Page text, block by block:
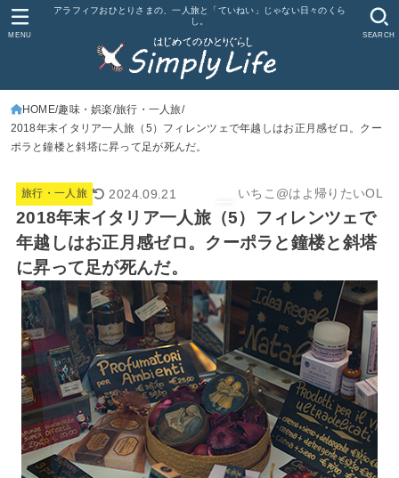
アラフィフおひとりさまの、一人旅と「ていねい」じゃない日々のくら
し。
SEARCH
MENU
HOME 趣味・娯楽 旅行・一人旅
2018年末イタリア一人旅（5）フィレンツェで年越しはお正月感ゼロ。クー
ポラと鐘楼と斜塔に昇って足が死んだ。
旅行・一人旅 2024.09.21 いちこ@はよ帰りたいOL
2018年末イタリア一人旅（5）フィレンツェで
年越しはお正月感ゼロ。クーポラと鐘楼と斜塔
に昇って足が死んだ。